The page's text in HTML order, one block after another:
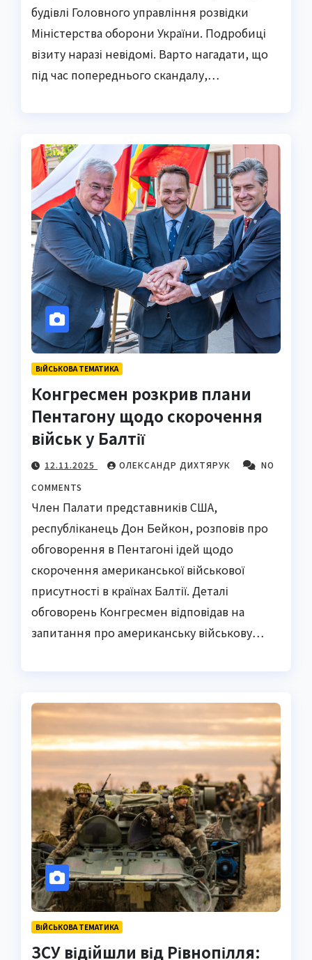
будівлі Головного управління розвідки
Міністерства оборони України. Подробиці
візиту наразі невідомі. Варто нагадати, що
під час попереднього скандалу,…
ВІЙСЬКОВА ТЕМАТИКА
Конгресмен розкрив плани
Пентагону щодо скорочення
військ у Балтії
12.11.2025 ОЛЕКСАНДР ДИХТЯРУК
NO
COMMENTS
Член Палати представників США,
республіканець Дон Бейкон, розповів про
обговорення в Пентагоні ідей щодо
скорочення американської військової
присутності в країнах Балтії. Деталі
обговорень Конгресмен відповідав на
запитання про американську військову…
ВІЙСЬКОВА ТЕМАТИКА
ЗСУ відійшли від Рівнопілля: